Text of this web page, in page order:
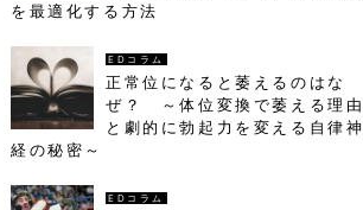
を最適化する方法
EDコラム
正常位になると萎えるのはな
ぜ？ ～体位変換で萎える理由
と劇的に勃起力を変える自律神
経の秘密～
EDコラム